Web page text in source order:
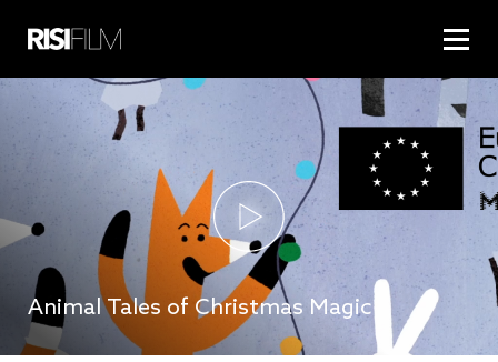
Animal Tales of Christmas Magic